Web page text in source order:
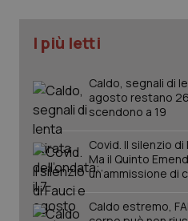
I più letti
Caldo, segnali di
agosto restano
scendono a 19
Covid. Il silenzio
Ma il Quinto
un’ammissione di
Caldo estremo,
_ga